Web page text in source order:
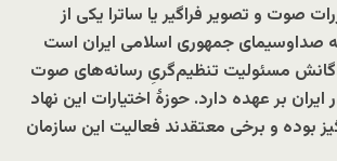
صوت و تصویر فراگیر یا ساترا یکی از
صداوسیمای جمهوری اسلامی ایران است
مسئولیت تنظیم‌گریِ رسانه‌های صوت
ایران بر عهده دارد. حوزهٔ اختیارات این نهاد
بوده و برخی معتقدند فعالیت این سازمان